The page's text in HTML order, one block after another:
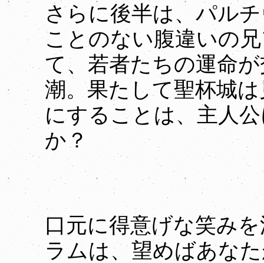
さらに後半は、パル
ことのない腹違いの
て、若者たちの運命
潮。果たして聖杯城
にすることは、主人
か？
口元に得意げな笑み
ラムは、望めばあな